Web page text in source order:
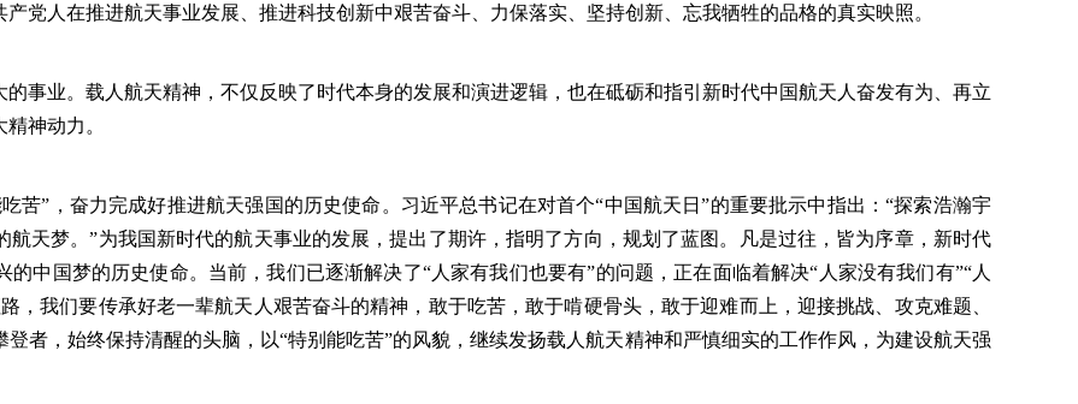
党人在推进航天事业发展、推进科技创新中艰苦奋斗、力保落实、坚持创新、忘我牺牲的品格的真实映照。
业。载人航天精神，不仅反映了时代本身的发展和演进逻辑，也在砥砺和指引新时代中国航天人奋发有为、再立
神动力。
”，奋力完成好推进航天强国的历史使命。习近平总书记在对首个“中国航天日”的重要批示中指出：“探索浩瀚宇
天梦。”为我国新时代的航天事业的发展，提出了期许，指明了方向，规划了蓝图。凡是过往，皆为序章，新时代
中国梦的历史使命。当前，我们已逐渐解决了“人家有我们也要有”的问题，正在面临着解决“人家没有我们有”“人
，我们要传承好老一辈航天人艰苦奋斗的精神，敢于吃苦，敢于啃硬骨头，敢于迎难而上，迎接挑战、攻克难题、
者，始终保持清醒的头脑，以“特别能吃苦”的风貌，继续发扬载人航天精神和严慎细实的工作作风，为建设航天强